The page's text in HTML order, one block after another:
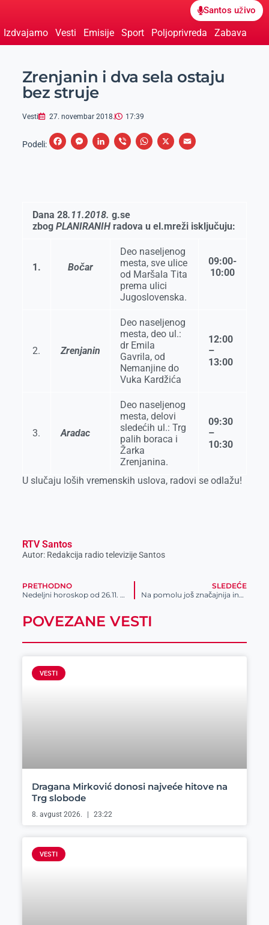
Santos uživo
Izdvajamo Vesti Emisije Sport Poljoprivreda Zabava
Zrenjanin i dva sela ostaju
bez struje
Vesti 27. novembar 2018. 17:39
Podeli:
F
o
M
n
L
d
V
W
A
p
X
E
Dana 28.11.2018. g.se
zbog PLANIRANIH radova u el.mreži isklјučuju:
1. Bočar
Deo naselјenog
mesta, sve ulice
od Maršala Tita
prema ulici
Jugoslovenska.
09:00-
10:00
2. Zrenjanin
Deo naseljenog
mesta, deo ul.:
dr Emila
Gavrila, od
Nemanjine do
Vuka Kardžića
12:00
–
13:00
3. Aradac
Deo naseljenog
mesta, delovi
sledećih ul.: Trg
palih boraca i
Žarka
Zrenjanina.
09:30
–
10:30
U slučaju loših vremenskih uslova, radovi se odlažu!
RTV Santos
Autor: Redakcija radio televizije Santos
PRETHODNO
Nedeljni horoskop od 26.11. do 02.12.2018.godine
SLEDEĆE
Na pomolu još značajnija investicija – umesto “brzog“ puta, autoput Zrenjanin-Borča u punom profilu
POVEZANE VESTI
VESTI
Dragana Mirković donosi najveće hitove na
Trg slobode
8. avgust 2026. 23:22
VESTI